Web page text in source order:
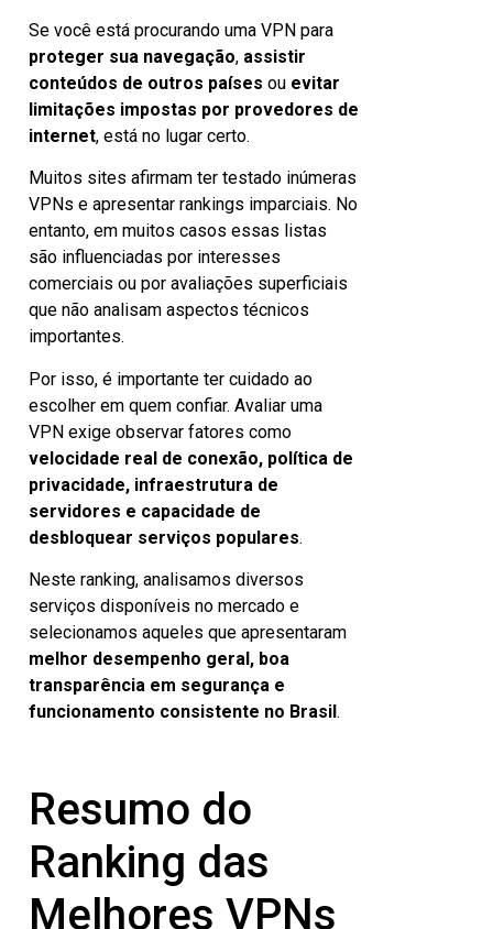
Se você está procurando uma VPN para
proteger sua navegação, assistir
conteúdos de outros países ou evitar
limitações impostas por provedores de
internet, está no lugar certo.
Muitos sites afirmam ter testado inúmeras
VPNs e apresentar rankings imparciais. No
entanto, em muitos casos essas listas
são influenciadas por interesses
comerciais ou por avaliações superficiais
que não analisam aspectos técnicos
importantes.
Por isso, é importante ter cuidado ao
escolher em quem confiar. Avaliar uma
VPN exige observar fatores como
velocidade real de conexão, política de
privacidade, infraestrutura de
servidores e capacidade de
desbloquear serviços populares.
Neste ranking, analisamos diversos
serviços disponíveis no mercado e
selecionamos aqueles que apresentaram
melhor desempenho geral, boa
transparência em segurança e
funcionamento consistente no Brasil .
Resumo do
Ranking das
Melhores VPNs